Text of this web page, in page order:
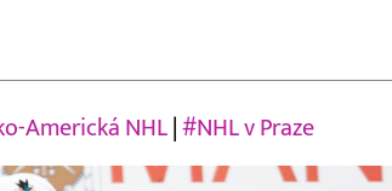
Americká NHL| #NHL v Praze